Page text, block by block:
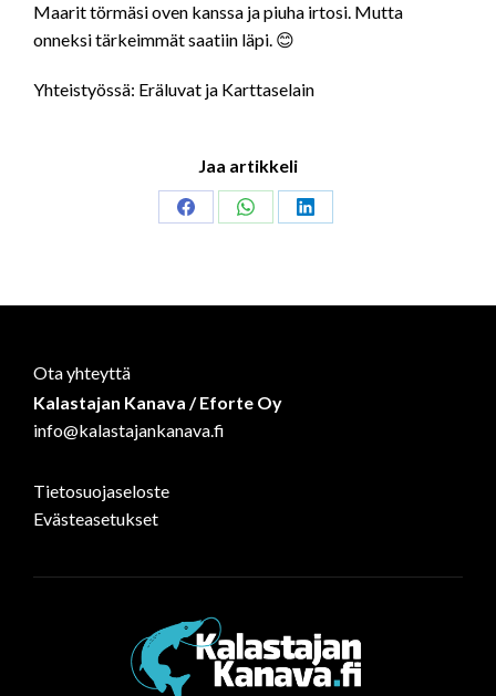
Maarit törmäsi oven kanssa ja piuha irtosi. Mutta
onneksi tärkeimmät saatiin läpi. 😊
Yhteistyössä: Eräluvat ja Karttaselain
Jaa artikkeli
Share
Share
Share
Ota yhteyttä
Kalastajan Kanava / Eforte Oy
info@kalastajankanava.fi
Tietosuojaseloste
Evästeasetukset